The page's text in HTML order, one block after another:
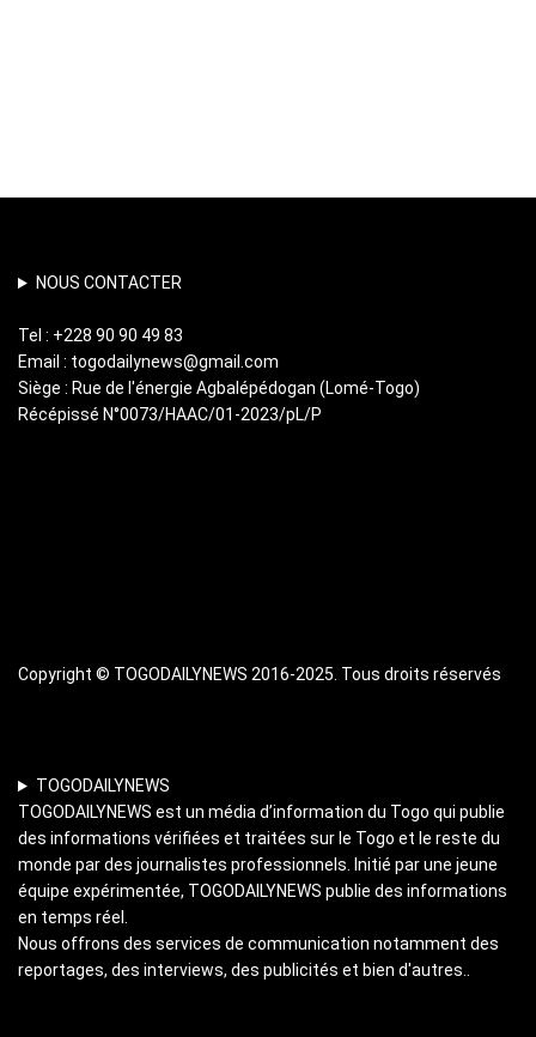
NOUS CONTACTER
Tel : +228 90 90 49 83
Email : togodailynews@gmail.com
Siège : Rue de l'énergie Agbalépédogan (Lomé-Togo)
Récépissé N°0073/HAAC/01-2023/pL/P
Copyright © TOGODAILYNEWS 2016-2025. Tous droits réservés
TOGODAILYNEWS
TOGODAILYNEWS est un média d’information du Togo qui publie
des informations vérifiées et traitées sur le Togo et le reste du
monde par des journalistes professionnels. Initié par une jeune
équipe expérimentée, TOGODAILYNEWS publie des informations
en temps réel.
Nous offrons des services de communication notamment des
reportages, des interviews, des publicités et bien d'autres..